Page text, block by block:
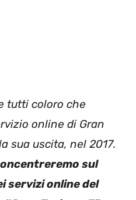
tutti coloro che
online di Gran
sua uscita, nel 2017.
sul
servizi online del